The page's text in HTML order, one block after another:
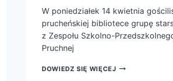
W poniedziałek 14 kwietnia
prucheńskiej bibliotece grupę
z Zespołu Szkolno-
Pruchnej
DOWIEDZ SIĘ WIĘCEJŚWIĄTECZNE